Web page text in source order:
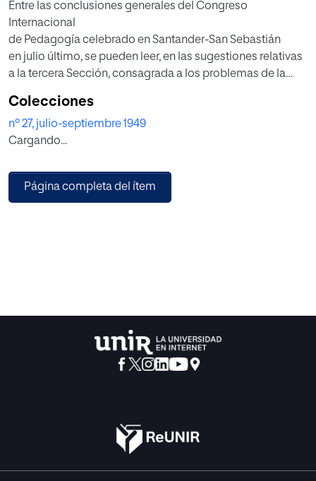
Entre las conclusiones generales del Congreso
Internacional
de Pedagogía celebrado en Santander-San Sebastián
en julio último, se pueden leer, en las sugestiones relativas
a la tercera Sección, consagrada a los problemas de la
"'Se recomienda que en cada Centro de Enseñanza Media
y en cada circunscripción de enseñanza primaria, haya
un maestro o profesor especializado que se ocupe
de las tareas de investigación psico-pedagógica. »
Colecciones
nº 27, julio-septiembre 1949
Cargando...
Página completa del ítem